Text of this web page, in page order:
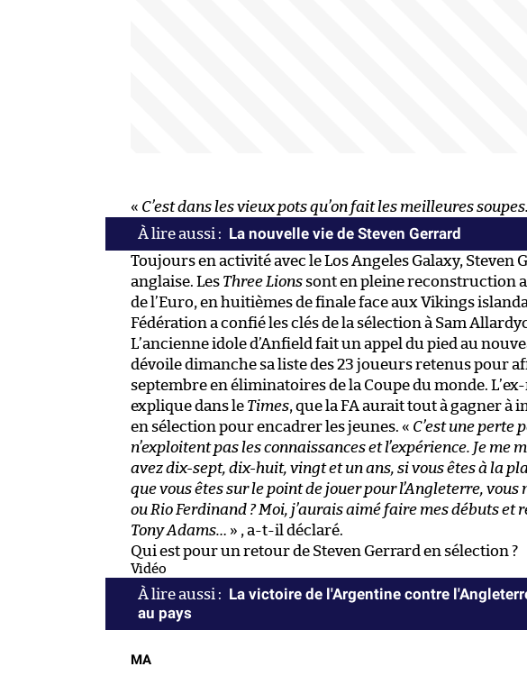
« C’est dans les vieux pots qu’on fait les meilleures soupes.
La nouvelle vie de Steven Gerrard
Toujours en activité avec le Los Angeles Galaxy, Steven
anglaise. Les Three Lions sont en pleine reconstruction
de l’Euro, en huitièmes de finale face aux Vikings
Fédération a confié les clés de la sélection à Sam
L’ancienne idole d’Anfield fait un appel du pied au
dévoile dimanche sa liste des 23 joueurs retenus pour
septembre en éliminatoires de la Coupe du monde.
explique dans le Times, que la FA aurait tout à gagner à
en sélection pour encadrer les jeunes. « C’est une perte
n’exploitent pas les connaissances et l’expérience. Je me
avez dix-sept, dix-huit, vingt et un ans, si vous êtes à la
que vous êtes sur le point de jouer pour l’Angleterre,
ou Rio Ferdinand ? Moi, j’aurais aimé faire mes débuts et
Tony Adams… » , a-t-il déclaré.
Qui est pour un retour de Steven Gerrard en sélection ?
Vidéo
La victoire de l'Argentine contre
au pays
MA